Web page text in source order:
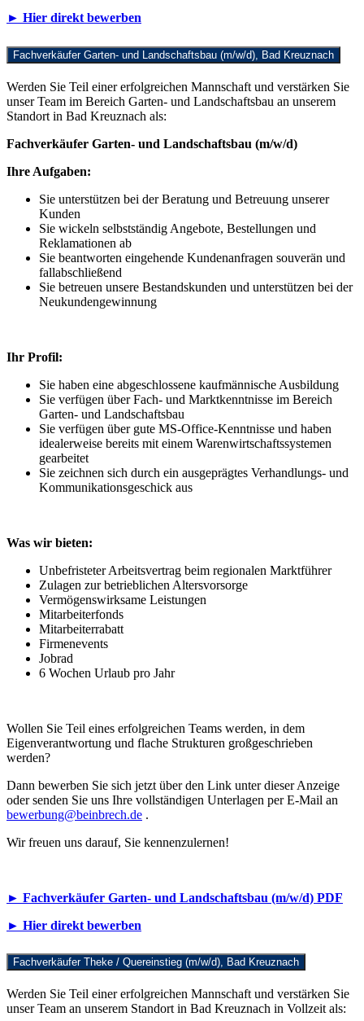
► Hier direkt bewerben
Fachverkäufer Garten- und Landschaftsbau (m/w/d), Bad Kreuznach
Werden Sie Teil einer erfolgreichen Mannschaft und verstärken Sie
unser Team im Bereich Garten- und Landschaftsbau an unserem
Standort in Bad Kreuznach als:
Fachverkäufer Garten- und Landschaftsbau (m/w/d)
Ihre Aufgaben:
Sie unterstützen bei der Beratung und Betreuung unserer
Kunden
Sie wickeln selbstständig Angebote, Bestellungen und
Reklamationen ab
Sie beantworten eingehende Kundenanfragen souverän und
fallabschließend
Sie betreuen unsere Bestandskunden und unterstützen bei der
Neukundengewinnung
Ihr Profil:
Sie haben eine abgeschlossene kaufmännische Ausbildung
Sie verfügen über Fach- und Marktkenntnisse im Bereich
Garten- und Landschaftsbau
Sie verfügen über gute MS-Office-Kenntnisse und haben
idealerweise bereits mit einem Warenwirtschaftssystemen
gearbeitet
Sie zeichnen sich durch ein ausgeprägtes Verhandlungs- und
Kommunikationsgeschick aus
Was wir bieten:
Unbefristeter Arbeitsvertrag beim regionalen Marktführer
Zulagen zur betrieblichen Altersvorsorge
Vermögenswirksame Leistungen
Mitarbeiterfonds
Mitarbeiterrabatt
Firmenevents
Jobrad
6 Wochen Urlaub pro Jahr
Wollen Sie Teil eines erfolgreichen Teams werden, in dem
Eigenverantwortung und flache Strukturen großgeschrieben
werden?
Dann bewerben Sie sich jetzt über den Link unter dieser Anzeige
oder senden Sie uns Ihre vollständigen Unterlagen per E-Mail an
bewerbung@beinbrech.de .
Wir freuen uns darauf, Sie kennenzulernen!
► Fachverkäufer Garten- und Landschaftsbau (m/w/d) PDF
► Hier direkt bewerben
Fachverkäufer Theke / Quereinstieg (m/w/d), Bad Kreuznach
Werden Sie Teil einer erfolgreichen Mannschaft und verstärken Sie
unser Team an unserem Standort in Bad Kreuznach in Vollzeit als: